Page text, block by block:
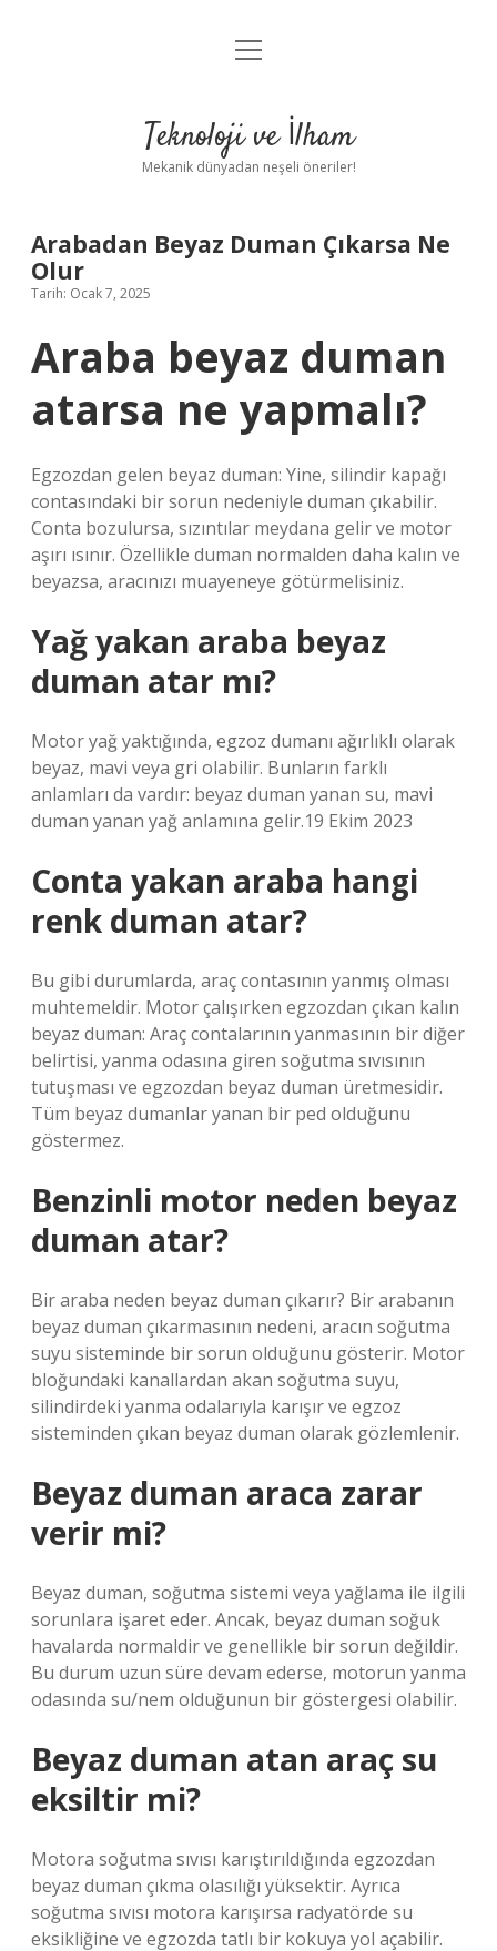
Anasayfa
Yasal Uyarı
menüyü
Teknoloji ve İlham
Mekanik dünyadan neşeli öneriler!
Arabadan Beyaz Duman Çıkarsa Ne
Olur
Tarih: Ocak 7, 2025
Araba beyaz duman
atarsa ne yapmalı?
Egzozdan gelen beyaz duman: Yine, silindir kapağı
contasındaki bir sorun nedeniyle duman çıkabilir.
Conta bozulursa, sızıntılar meydana gelir ve motor
aşırı ısınır. Özellikle duman normalden daha kalın ve
beyazsa, aracınızı muayeneye götürmelisiniz.
Yağ yakan araba beyaz
duman atar mı?
Motor yağ yaktığında, egzoz dumanı ağırlıklı olarak
beyaz, mavi veya gri olabilir. Bunların farklı
anlamları da vardır: beyaz duman yanan su, mavi
duman yanan yağ anlamına gelir.19 Ekim 2023
Conta yakan araba hangi
renk duman atar?
Bu gibi durumlarda, araç contasının yanmış olması
muhtemeldir. Motor çalışırken egzozdan çıkan kalın
beyaz duman: Araç contalarının yanmasının bir diğer
belirtisi, yanma odasına giren soğutma sıvısının
tutuşması ve egzozdan beyaz duman üretmesidir.
Tüm beyaz dumanlar yanan bir ped olduğunu
göstermez.
Benzinli motor neden beyaz
duman atar?
Bir araba neden beyaz duman çıkarır? Bir arabanın
beyaz duman çıkarmasının nedeni, aracın soğutma
suyu sisteminde bir sorun olduğunu gösterir. Motor
bloğundaki kanallardan akan soğutma suyu,
silindirdeki yanma odalarıyla karışır ve egzoz
sisteminden çıkan beyaz duman olarak gözlemlenir.
Beyaz duman araca zarar
verir mi?
Beyaz duman, soğutma sistemi veya yağlama ile ilgili
sorunlara işaret eder. Ancak, beyaz duman soğuk
havalarda normaldir ve genellikle bir sorun değildir.
Bu durum uzun süre devam ederse, motorun yanma
odasında su/nem olduğunun bir göstergesi olabilir.
Beyaz duman atan araç su
eksiltir mi?
Motora soğutma sıvısı karıştırıldığında egzozdan
beyaz duman çıkma olasılığı yüksektir. Ayrıca
soğutma sıvısı motora karışırsa radyatörde su
eksikliğine ve egzozda tatlı bir kokuya yol açabilir.